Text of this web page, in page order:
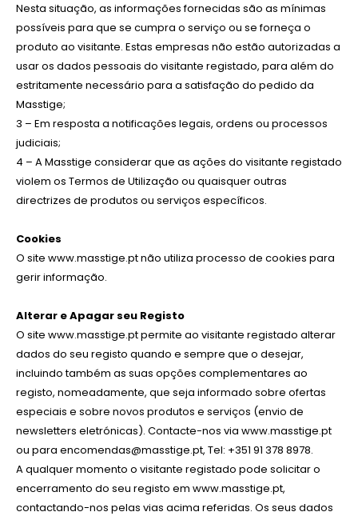
Nesta situação, as informações fornecidas são as mínimas
possíveis para que se cumpra o serviço ou se forneça o
produto ao visitante. Estas empresas não estão autorizadas a
usar os dados pessoais do visitante registado, para além do
estritamente necessário para a satisfação do pedido da
Masstige;
3 – Em resposta a notificações legais, ordens ou processos
judiciais;
4 – A Masstige considerar que as ações do visitante registado
violem os Termos de Utilização ou quaisquer outras
directrizes de produtos ou serviços específicos.
Cookies
O site www.masstige.pt não utiliza processo de cookies para
gerir informação.
Alterar e Apagar seu Registo
O site www.masstige.pt permite ao visitante registado alterar
dados do seu registo quando e sempre que o desejar,
incluindo também as suas opções complementares ao
registo, nomeadamente, que seja informado sobre ofertas
especiais e sobre novos produtos e serviços (envio de
newsletters eletrónicas). Contacte-nos via www.masstige.pt
ou para encomendas@masstige.pt, Tel: +351 91 378 8978.
A qualquer momento o visitante registado pode solicitar o
encerramento do seu registo em www.masstige.pt,
contactando-nos pelas vias acima referidas. Os seus dados